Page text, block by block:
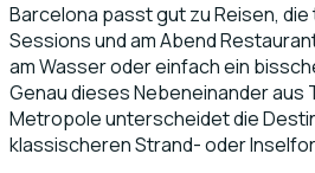
Barcelona passt gut zu Reisen,
Sessions und am Abend
am Wasser oder einfach ein
Genau dieses Nebeneinander aus
Metropole unterscheidet die
klassischeren Strand- oder